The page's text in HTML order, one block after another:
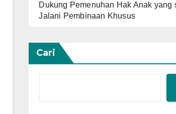
Dukung Pemenuhan Hak Anak yang
Jalani Pembinaan Khusus
Cari